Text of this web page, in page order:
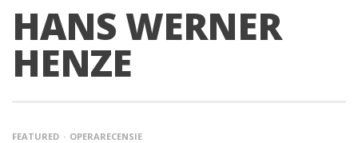
HANS WERNER
HENZE
FEATURED OPERARECENSIE